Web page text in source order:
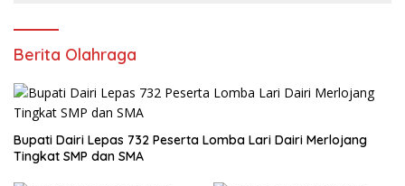
Berita Olahraga
Bupati Dairi Lepas 732 Peserta Lomba Lari Dairi Merlojang
Tingkat SMP dan SMA